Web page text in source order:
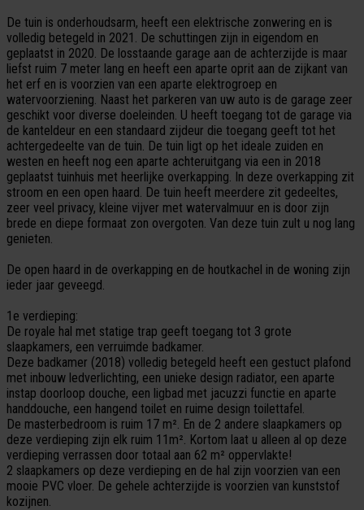
De tuin is onderhoudsarm, heeft een elektrische zonwering en is
volledig betegeld in 2021. De schuttingen zijn in eigendom en
geplaatst in 2020. De losstaande garage aan de achterzijde is maar
liefst ruim 7 meter lang en heeft een aparte oprit aan de zijkant van
het erf en is voorzien van een aparte elektrogroep en
watervoorziening. Naast het parkeren van uw auto is de garage zeer
geschikt voor diverse doeleinden. U heeft toegang tot de garage via
de kanteldeur en een standaard zijdeur die toegang geeft tot het
achtergedeelte van de tuin. De tuin ligt op het ideale zuiden en
westen en heeft nog een aparte achteruitgang via een in 2018
geplaatst tuinhuis met heerlijke overkapping. In deze overkapping zit
stroom en een open haard. De tuin heeft meerdere zit gedeeltes,
zeer veel privacy, kleine vijver met watervalmuur en is door zijn
brede en diepe formaat zon overgoten. Van deze tuin zult u nog lang
genieten.
De open haard in de overkapping en de houtkachel in de woning zijn
ieder jaar geveegd.
1e verdieping:
De royale hal met statige trap geeft toegang tot 3 grote
slaapkamers, een verruimde badkamer.
Deze badkamer (2018) volledig betegeld heeft een gestuct plafond
met inbouw ledverlichting, een unieke design radiator, een aparte
instap doorloop douche, een ligbad met jacuzzi functie en aparte
handdouche, een hangend toilet en ruime design toilettafel.
De masterbedroom is ruim 17 m². En de 2 andere slaapkamers op
deze verdieping zijn elk ruim 11m². Kortom laat u alleen al op deze
verdieping verrassen door totaal aan 62 m² oppervlakte!
2 slaapkamers op deze verdieping en de hal zijn voorzien van een
mooie PVC vloer. De gehele achterzijde is voorzien van kunststof
kozijnen.